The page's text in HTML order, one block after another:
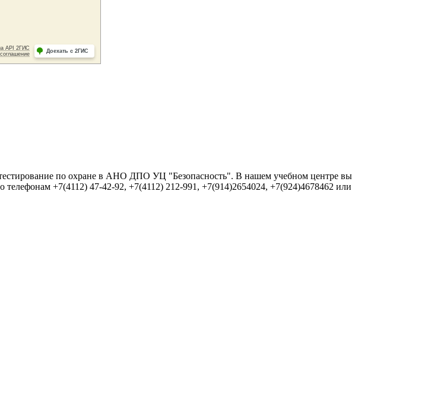
по охране в АНО ДПО УЦ "Безопасность". В нашем учебном центре вы
+7(4112) 47-42-92, +7(4112) 212-991, +7(914)2654024, +7(924)4678462 или